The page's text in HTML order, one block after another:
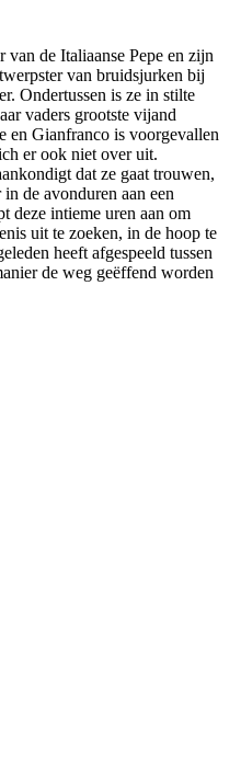
de Italiaanse Pepe en zijn
van bruidsjurken bij
Ondertussen is ze in stilte
vaders grootste vijand
en Gianfranco is voorgevallen
er ook niet over uit.
dat ze gaat trouwen,
de avonduren aan een
deze intieme uren aan om
uit te zoeken, in de hoop te
heeft afgespeeld tussen
de weg geëffend worden